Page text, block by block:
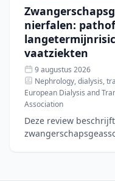
nierfalen:
vaatziekten
9 augustus 2026
Nephrology, dialysis,
European Dialysis and
Association
Deze review